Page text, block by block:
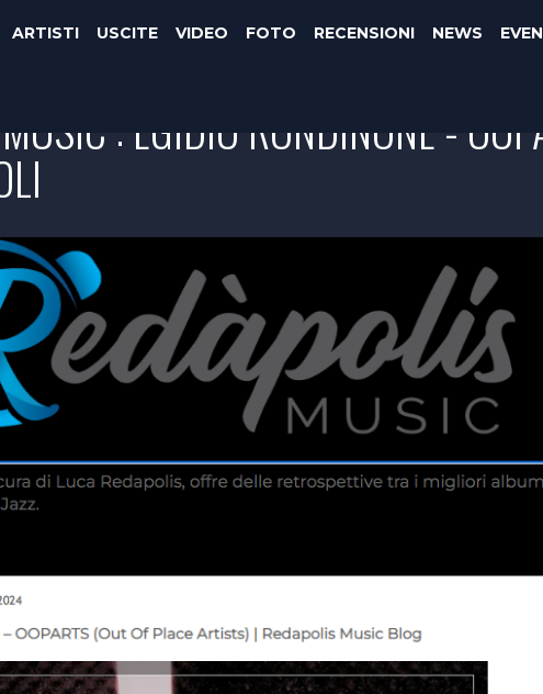
ARTISTI USCITE VIDEO FOTO RECENSIONI NEWS
: EGIDIO RONDINONE -